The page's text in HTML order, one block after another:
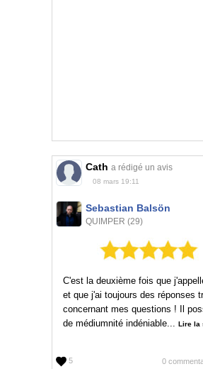
Cath a rédigé un avis
08 mars 19:11
Sebastian Balsön
QUIMPER (29)
C'est la deuxième fois que
et que j'ai toujours des réponses
concernant mes questions ! Il
de médiumnité indéniable... Lire la
5 0